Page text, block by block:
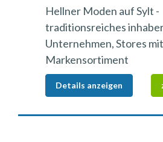
Hellner Moden auf Sylt -
traditionsreiches
Unternehmen, Stores mit
Markensortiment
Details anzeigen